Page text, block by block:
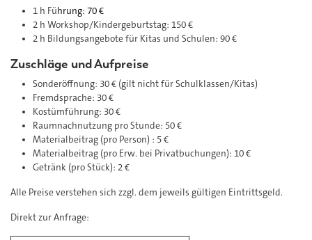
1 h Führung: 70 €
2 h Workshop/Kindergeburtstag: 150 €
2 h Bildungsangebote für Kitas und Schulen: 90 €
Zuschläge und Aufpreise
Sonderöffnung: 30 € (gilt nicht für Schulklassen/Kitas)
Fremdsprache: 30 €
Kostümführung: 30 €
Raumnachnutzung pro Stunde: 50 €
Materialbeitrag (pro Person) : 5 €
Materialbeitrag (pro Erw. bei Privatbuchungen): 10 €
Getränk (pro Stück): 2 €
Alle Preise verstehen sich zzgl. dem jeweils gültigen Eintrittsgeld.
Direkt zur Anfrage: